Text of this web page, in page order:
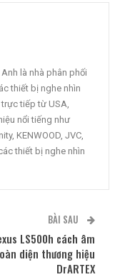
là nhà phân phối
thiết bị nghe nhìn
tiếp từ USA,
nổi tiếng như
KENWOOD, JVC,
thiết bị nghe nhìn
BÀI SAU
LS500h cách âm
diện thương hiệu
DrARTEX